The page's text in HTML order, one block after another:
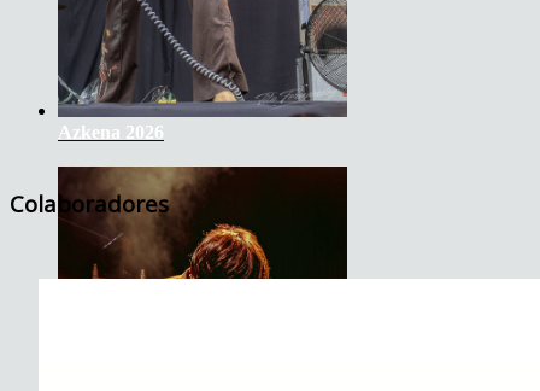
Azkena 2026
Colaboradores